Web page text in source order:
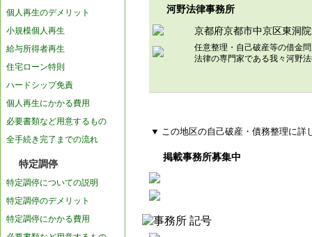
個人再生のデメリット
小規模個人再生
給与所得者再生
住宅ローン特則
ハードシップ免責
個人再生にかかる費用
必要書類など用意するもの
全手続き完了までの流れ
特定調停
特定調停についての説明
特定調停のデメリット
特定調停にかかる費用
河野法律事務所
京都府京都市中京区東洞
任意整理・自己破産等の借金
法律の専門家である我々河野
▼ この地区の自己破産・債務整理に詳
掲載事務所募集中